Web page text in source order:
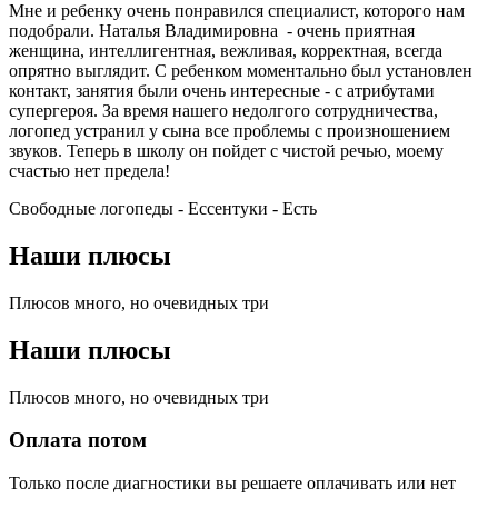
Мне и ребенку очень понравился специалист, которого нам
подобрали. Наталья Владимировна - очень приятная
женщина, интеллигентная, вежливая, корректная, всегда
опрятно выглядит. С ребенком моментально был установлен
контакт, занятия были очень интересные - с атрибутами
супергероя. За время нашего недолгого сотрудничества,
логопед устранил у сына все проблемы с произношением
звуков. Теперь в школу он пойдет с чистой речью, моему
счастью нет предела!
Свободные логопеды - Ессентуки - Есть
Наши плюсы
Плюсов много, но очевидных три
Наши плюсы
Плюсов много, но очевидных три
Оплата потом
Только после диагностики вы решаете оплачивать или нет